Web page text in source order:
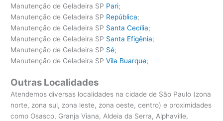
Manutenção de Geladeira SP Pari;
Manutenção de Geladeira SP República;
Manutenção de Geladeira SP Santa Cecília;
Manutenção de Geladeira SP Santa Efigênia;
Manutenção de Geladeira SP Sé;
Manutenção de Geladeira SPVila Buarque;
Outras Localidades
Atendemos diversas localidades na cidade de São Paulo (zona
norte, zona sul, zona leste, zona oeste, centro) e proximidades
como Osasco, Granja Viana, Aldeia da Serra, Alphaville,